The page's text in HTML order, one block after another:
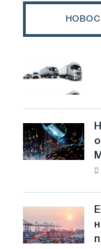
Рынок
новых
грузовиков
в
июле
На
БМК
произвели
трамвайных
путей
объявил
окончательные